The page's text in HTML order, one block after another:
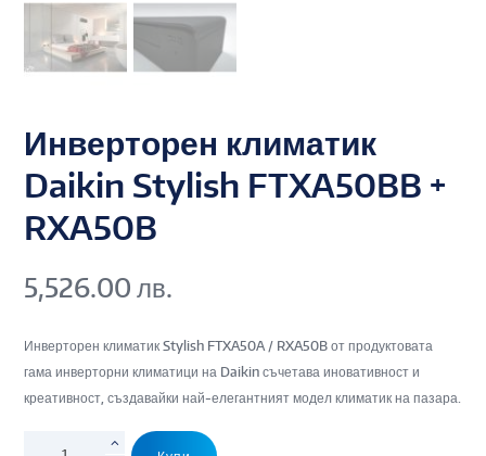
Инверторен климатик
Daikin Stylish FTXA50BB +
RXA50B
5,526.00лв.
Инверторен климатик Stylish FTXA50A / RXA50B от продуктовата
гама инверторни климатици на Daikin съчетава иновативност и
креативност, създавайки най-елегантният модел климатик на пазара.